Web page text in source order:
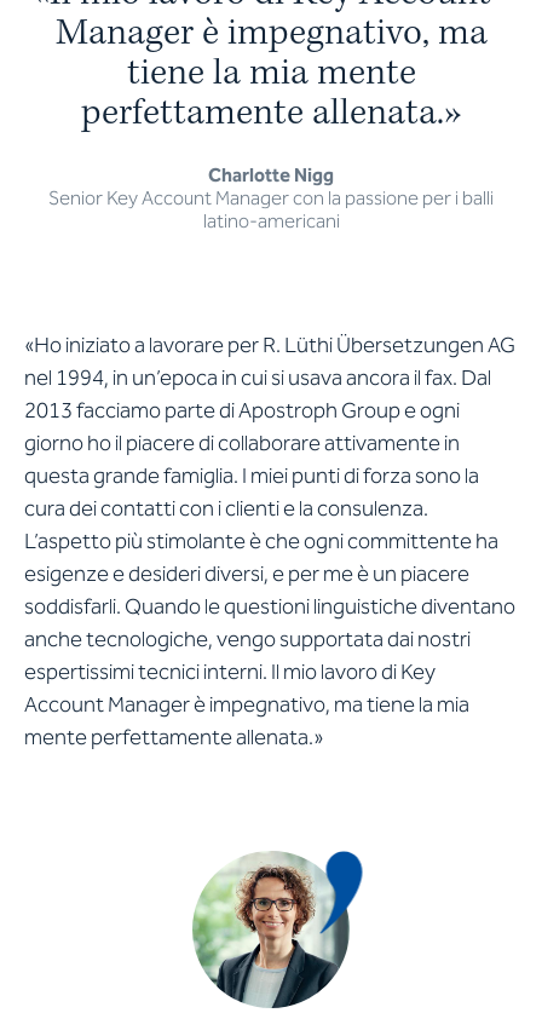
Manager è impegnativo, ma
tiene la mia mente
perfettamente allenata.»
Charlotte Nigg
Senior Key Account Manager con la passione per i balli
latino-americani
«Ho iniziato a lavorare per R. Lüthi Übersetzungen AG
nel 1994, in un’epoca in cui si usava ancora il fax. Dal
2013 facciamo parte di Apostroph Group e ogni
giorno ho il piacere di collaborare attivamente in
questa grande famiglia. I miei punti di forza sono la
cura dei contatti con i clienti e la consulenza.
L’aspetto più stimolante è che ogni committente ha
esigenze e desideri diversi, e per me è un piacere
soddisfarli. Quando le questioni linguistiche diventano
anche tecnologiche, vengo supportata dai nostri
espertissimi tecnici interni. Il mio lavoro di Key
Account Manager è impegnativo, ma tiene la mia
mente perfettamente allenata.»